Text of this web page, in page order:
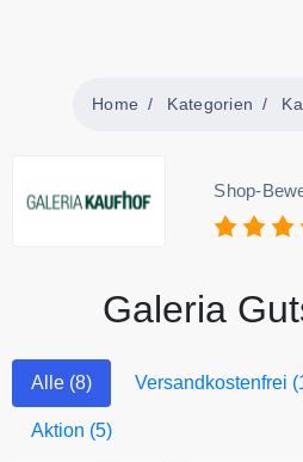
Home Kategorien
Shop-
Galeria
Alle (8) Versandkostenfrei
Aktion (5)